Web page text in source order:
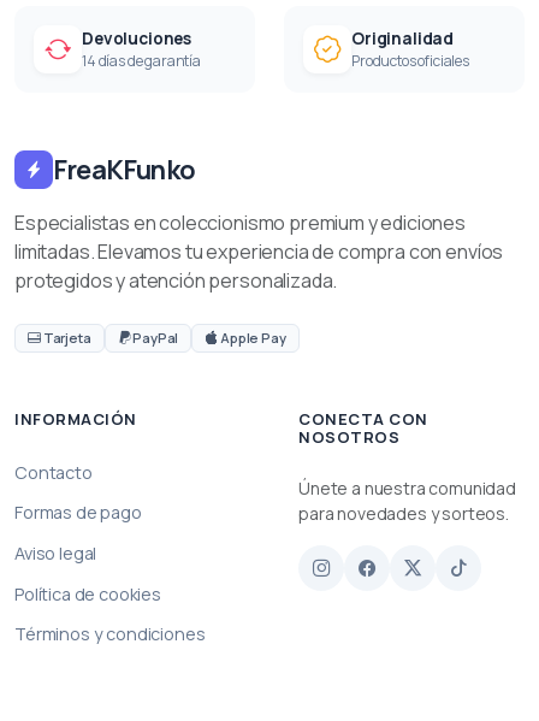
Devoluciones
14 días de garantía
Originalidad
Productos oficiales
FreaKFunko
Especialistas en coleccionismo premium y ediciones
limitadas. Elevamos tu experiencia de compra con envíos
protegidos y atención personalizada.
Tarjeta PayPal Apple Pay
INFORMACIÓN
Contacto
Formas de pago
Aviso legal
Política de cookies
Términos y condiciones
CONECTA CON
NOSOTROS
Únete a nuestra comunidad
para novedades y sorteos.